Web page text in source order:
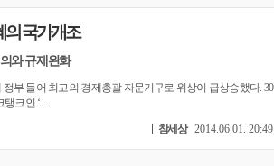
의 국가개조
와 규제완화
부 들어 최고의 경제총괄 자문기구로 위상이 급상승했다. 30
크인 ‘...
참세상 2014.06.01. 20:49